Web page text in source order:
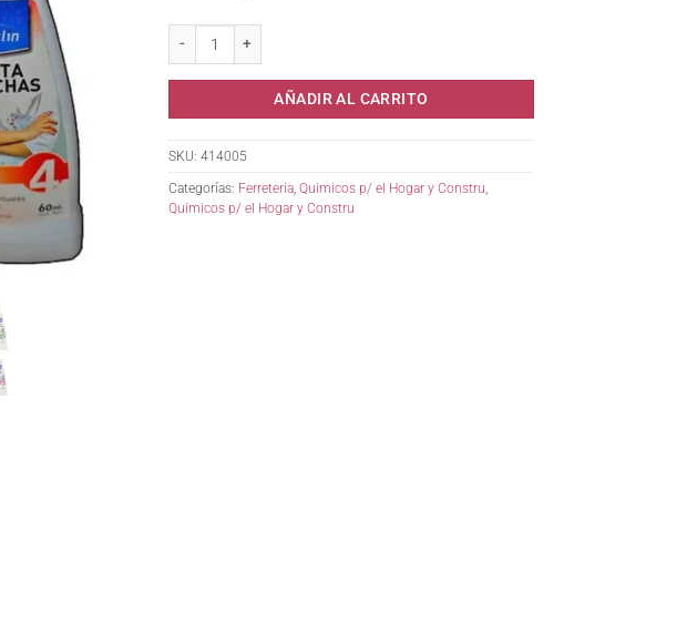
AÑADIR AL CARRITO
SKU: 414005
Categorías: Ferreteria Quimicos p/ el Hogar y Constru
Quimicos p/ el Hogar y Constru